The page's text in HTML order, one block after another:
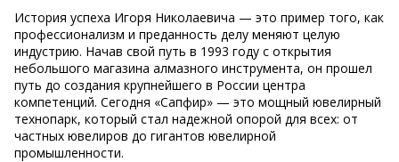
История успеха Игоря Николаевича — это пример того, как
профессионализм и преданность делу меняют целую
индустрию. Начав свой путь в 1993 году с открытия
небольшого магазина алмазного инструмента, он прошел
путь до создания крупнейшего в России центра
компетенций. Сегодня «Сапфир» — это мощный ювелирный
технопарк, который стал надежной опорой для всех: от
частных ювелиров до гигантов ювелирной
промышленности.